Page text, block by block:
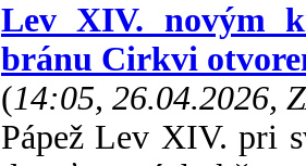
Lev XIV. novým
bránu Cirkvi
(14:05, 26.04.2026,
Pápež Lev XIV. pri